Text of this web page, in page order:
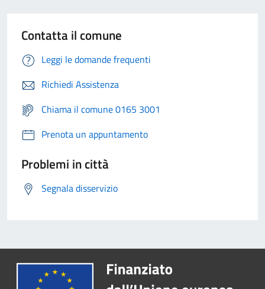
Contatta il comune
Leggi le domande frequenti
Richiedi Assistenza
Chiama il comune 0165 3001
Prenota un appuntamento
Problemi in città
Segnala disservizio